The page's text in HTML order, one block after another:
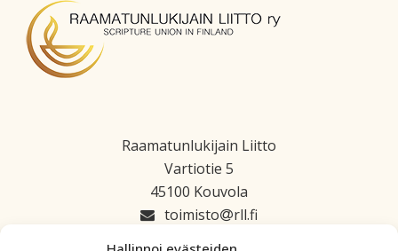
Raamatunlukijain Liitto
Vartiotie 5
45100 Kouvola
toimisto
rll.fi